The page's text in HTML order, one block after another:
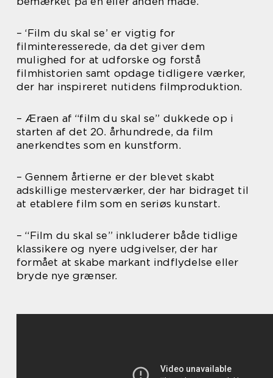
– ‘Film du skal se’ er vigtig for
filminteresserede, da det giver dem
mulighed for at udforske og forstå
filmhistorien samt opdage tidligere værker,
der har inspireret nutidens filmproduktion.
– Æraen af “film du skal se” dukkede op i
starten af det 20. århundrede, da film
anerkendtes som en kunstform.
– Gennem årtierne er der blevet skabt
adskillige mesterværker, der har bidraget til
at etablere film som en seriøs kunstart.
– “Film du skal se” inkluderer både tidlige
klassikere og nyere udgivelser, der har
formået at skabe markant indflydelse eller
bryde nye grænser.